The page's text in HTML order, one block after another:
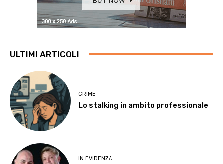
ULTIMI ARTICOLI
CRIME
Lo stalking in ambito professionale
IN EVIDENZA